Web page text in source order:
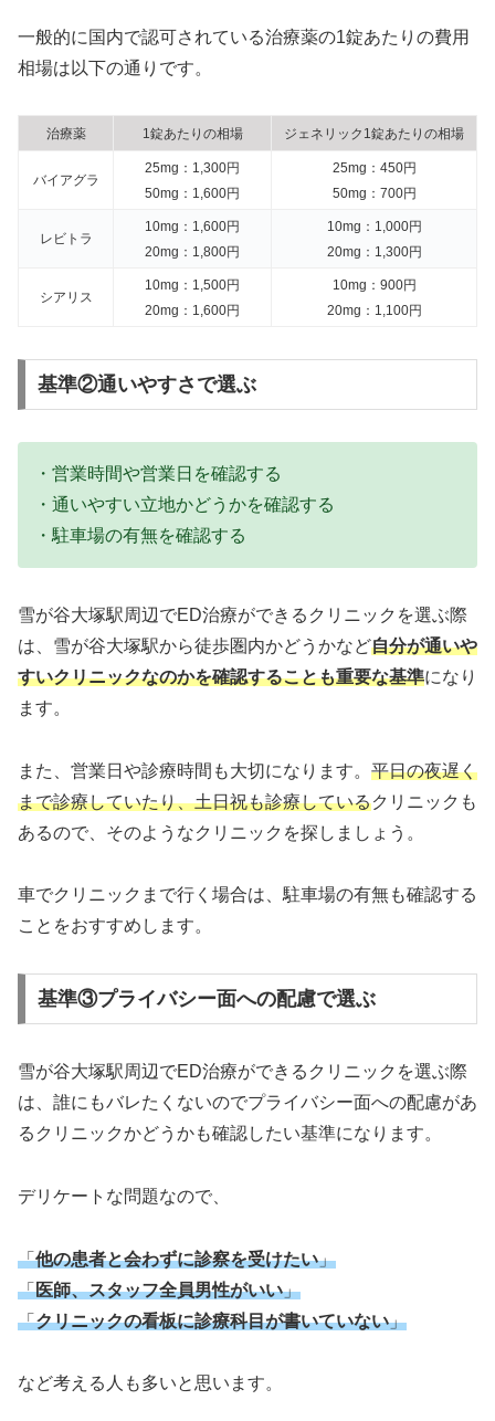
一般的に国内で認可されている治療薬の1錠あたりの費用
相場は以下の通りです。
治療薬 1錠あたりの相場 ジェネリック1錠あたりの相場
バイアグラ
25mg：1,300円
50mg：1,600円
25mg：450円
50mg：700円
レビトラ
10mg：1,600円
20mg：1,800円
10mg：1,000円
20mg：1,300円
シアリス
10mg：1,500円
20mg：1,600円
10mg：900円
20mg：1,100円
基準②通いやすさで選ぶ
・営業時間や営業日を確認する
・通いやすい立地かどうかを確認する
・駐車場の有無を確認する
雪が谷大塚駅周辺でED治療ができるクリニックを選ぶ際
は、雪が谷大塚駅から徒歩圏内かどうかなど自分が通いや
すいクリニックなのかを確認することも重要な基準になり
ます。
また、営業日や診療時間も大切になります。 平日の夜遅く
まで診療していたり、土日祝も診療しているクリニックも
あるので、そのようなクリニックを探しましょう。
車でクリニックまで行く場合は、駐車場の有無も確認する
ことをおすすめします。
基準③プライバシー面への配慮で選ぶ
雪が谷大塚駅周辺でED治療ができるクリニックを選ぶ際
は、誰にもバレたくないのでプライバシー面への配慮があ
るクリニックかどうかも確認したい基準になります。
デリケートな問題なので、
「他の患者と会わずに診察を受けたい」
「医師、スタッフ全員男性がいい」
「クリニックの看板に診療科目が書いていない」
など考える人も多いと思います。